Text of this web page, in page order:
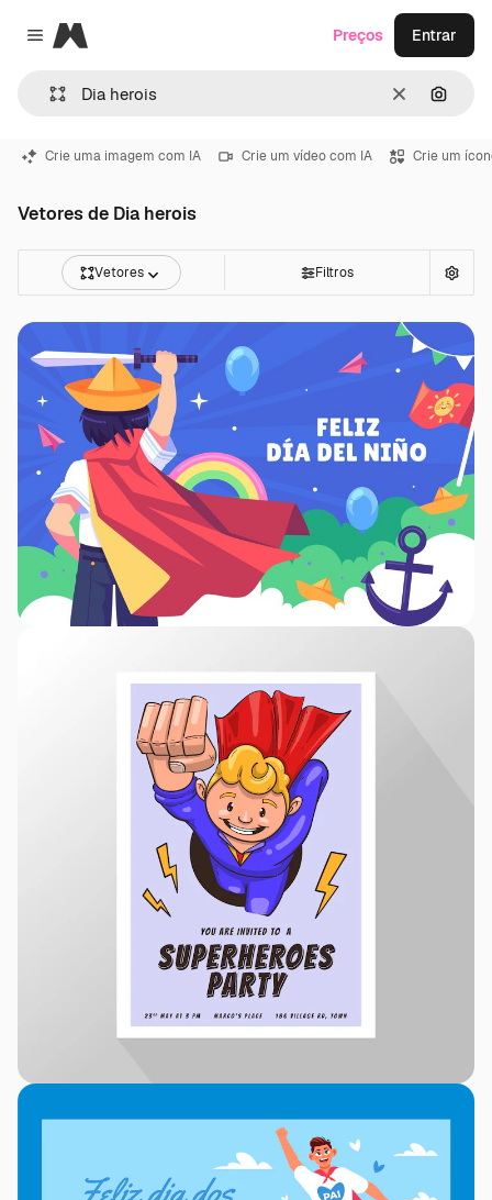
Close menu
Magnific
Limpar
Preços Entrar
Crie uma imagem com IA Crie um vídeo com IA Crie um
Vetores de Dia herois
Vetores Filtros